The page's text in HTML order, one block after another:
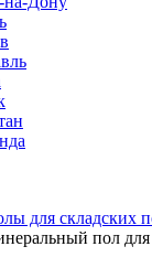
для складских
пол для